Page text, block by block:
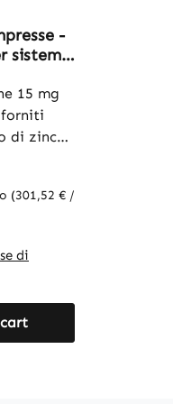
5 stars-
sistema
e
15 mg
forniti
di zinco,
di
semplice
adatto a
(301,52 € /
di